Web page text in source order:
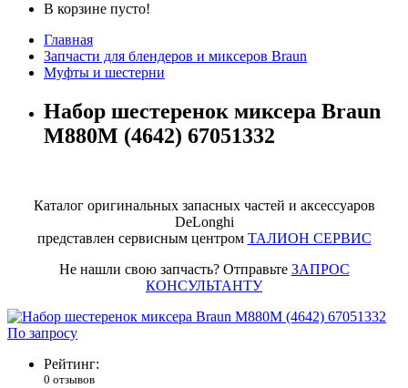
В корзине пусто!
Главная
Запчасти для блендеров и миксеров Braun
Муфты и шестерни
Набор шестеренок миксера Braun
M880M (4642) 67051332
Каталог оригинальных запасных частей и аксессуаров
DeLonghi
представлен сервисным центром ТАЛИОН СЕРВИС
Не нашли свою запчасть? Отправьте ЗАПРОС
КОНСУЛЬТАНТУ
По запросу
Рейтинг:
0 отзывов